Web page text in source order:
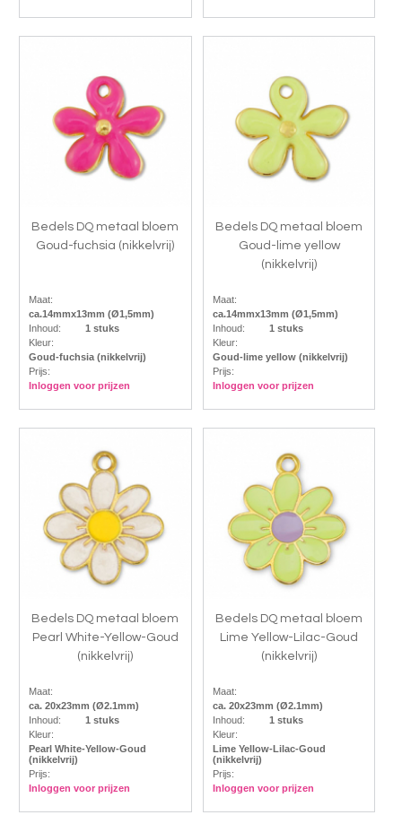
Bedels DQ metaal bloem
Goud-fuchsia (nikkelvrij)
Maat:
ca.14mmx13mm (Ø1,5mm)
Inhoud:
1 stuks
Kleur:
Goud-fuchsia (nikkelvrij)
Prijs:
Inloggen voor prijzen
Bedels DQ metaal bloem
Goud-lime yellow
(nikkelvrij)
Maat:
ca.14mmx13mm (Ø1,5mm)
Inhoud:
1 stuks
Kleur:
Goud-lime yellow (nikkelvrij)
Prijs:
Inloggen voor prijzen
Bedels DQ metaal bloem
Pearl White-Yellow-Goud
(nikkelvrij)
Maat:
ca. 20x23mm (Ø2.1mm)
Inhoud:
1 stuks
Kleur:
Pearl White-Yellow-Goud
(nikkelvrij)
Prijs:
Inloggen voor prijzen
Bedels DQ metaal bloem
Lime Yellow-Lilac-Goud
(nikkelvrij)
Maat:
ca. 20x23mm (Ø2.1mm)
Inhoud:
1 stuks
Kleur:
Lime Yellow-Lilac-Goud
(nikkelvrij)
Prijs:
Inloggen voor prijzen